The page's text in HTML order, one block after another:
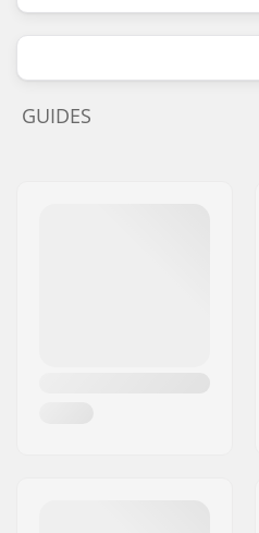
GUIDES